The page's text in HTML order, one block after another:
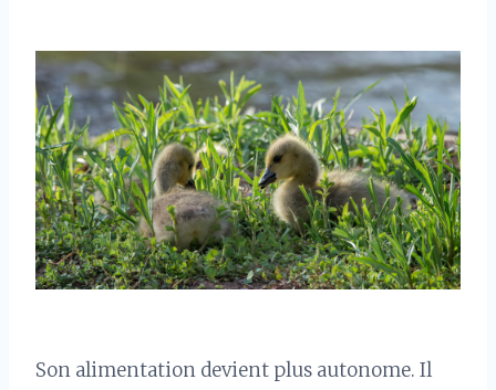
Son alimentation devient plus autonome. Il